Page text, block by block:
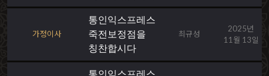
가정이사
통인익스프레스
죽전보정점을
칭찬합시다
최규성
2025년
11월 13일
통인익스프레스